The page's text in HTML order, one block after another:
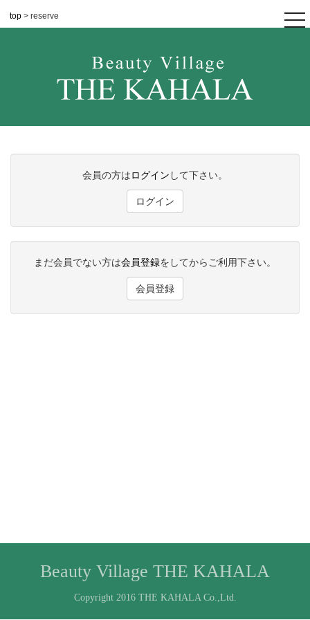
top > reserve
会員の方はログイン して下さい。
ログイン
まだ会員でない方は会員登録をしてからご利用下さい。
会員登録
Beauty Village THE KAHALA
Copyright 2016 THE KAHALA Co.,Ltd.